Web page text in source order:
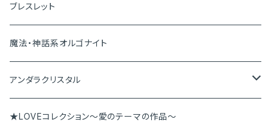
ペンダントトップ
ピアス＆イヤリング
ブレスレット
ペンダント
ブレスレット
魔法・神話系オルゴナイト
アンダラクリスタル
アンダラペンダント
★LOVEコレクション～愛のテーマの作品～